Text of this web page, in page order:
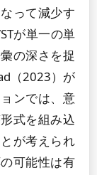
って減少す
が単一の単
の深さを捉
（2023）が
ンでは、意
式を組み込
が考えられ
可能性は有